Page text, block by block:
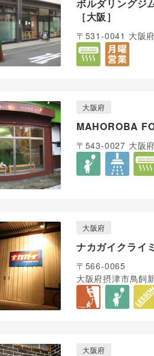
ボルダリング
［大阪］
〒531-0041 大阪
大阪府
MAHOROBA
〒543-0027 大阪
大阪府
ナカガイクライ
〒566-0065
大阪府摂津市鳥飼
大阪府